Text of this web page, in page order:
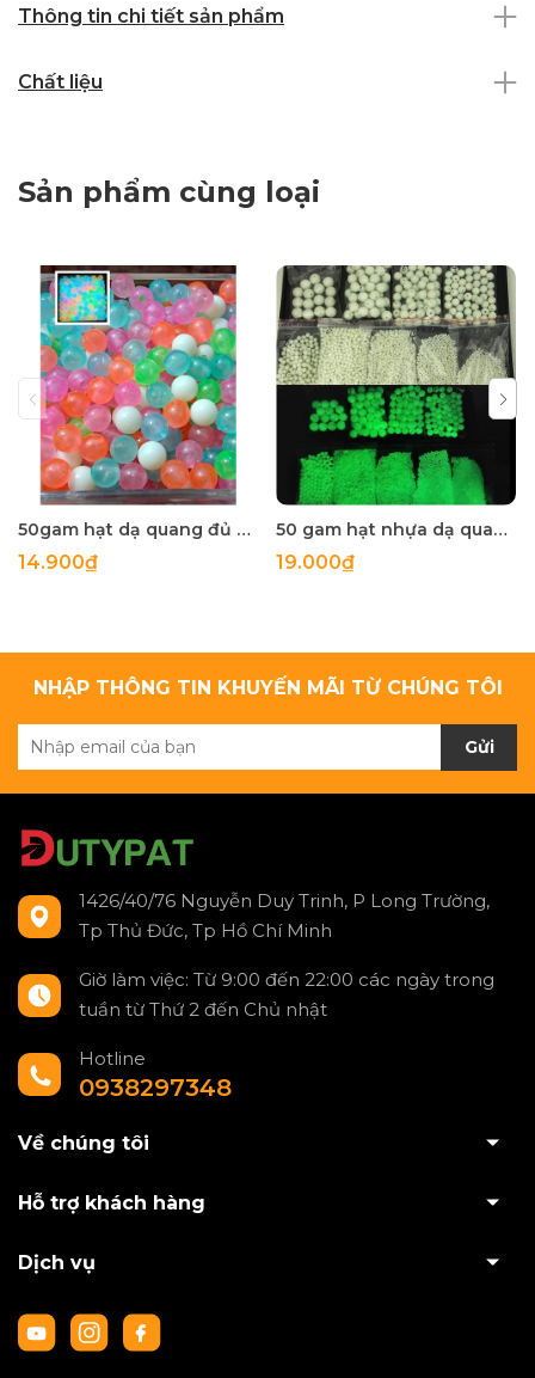
Thông tin chi tiết sản phẩm
Chất liệu
Sản phẩm cùng loại
50gam hạt dạ quang đủ màu 6mm, 8mm, 10mm, 12mm, hạt nhựa tròn
14.900₫
50 gam hạt nhựa dạ quang tròn đủ size 4mm, 5mm, 6mm, 8mm, 10mm, 12mm, 14mm, 16mm ,18mm , 10mm, 22mm, 25mm
19.000₫
NHẬP THÔNG TIN KHUYẾN MÃI TỪ CHÚNG TÔI
Gửi
1426/40/76 Nguyễn Duy Trinh, P Long Trường,
Tp Thủ Đức, Tp Hồ Chí Minh
Giờ làm việc: Từ 9:00 đến 22:00 các ngày trong
tuần từ Thứ 2 đến Chủ nhật
Hotline
0938297348
Về chúng tôi
Hỗ trợ khách hàng
Dịch vụ